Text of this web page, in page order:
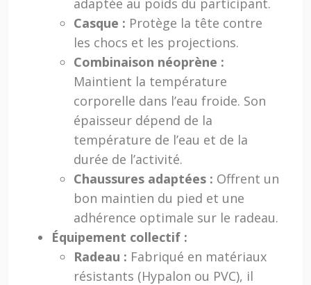
adaptée au poids du participant.
Casque : Protège la tête contre
les chocs et les projections.
Combinaison néoprène :
Maintient la température
corporelle dans l’eau froide. Son
épaisseur dépend de la
température de l’eau et de la
durée de l’activité.
Chaussures adaptées : Offrent un
bon maintien du pied et une
adhérence optimale sur le radeau.
Équipement collectif :
Radeau : Fabriqué en matériaux
résistants (Hypalon ou PVC), il